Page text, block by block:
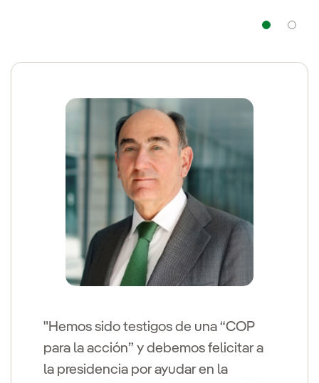
"Hemos sido testigos de una “COP
para la acción” y debemos felicitar a
la presidencia por ayudar en la